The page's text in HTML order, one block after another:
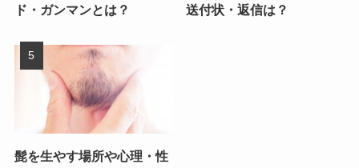
ド・ガンマンとは？
送付状・返信は？
髭を生やす場所や心理・性